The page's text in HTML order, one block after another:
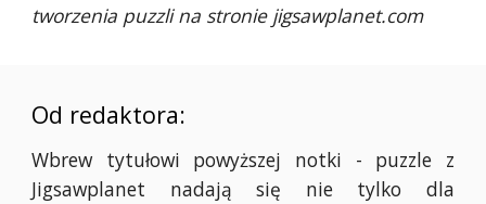
tworzenia puzzli na stronie jigsawplanet.com
Od redaktora:
Wbrew tytułowi powyższej notki - puzzle z
Jigsawplanet nadają się nie tylko dla